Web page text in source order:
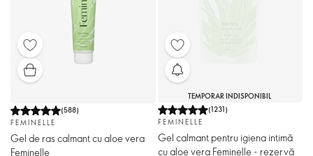
(588)
FEMINELLE
Gel de ras calmant cu aloe vera
Feminelle
TEMPORAR INDISPONIBIL
(1231)
FEMINELLE
Gel calmant pentru igiena intimă
cu aloe vera Feminelle - rezervă